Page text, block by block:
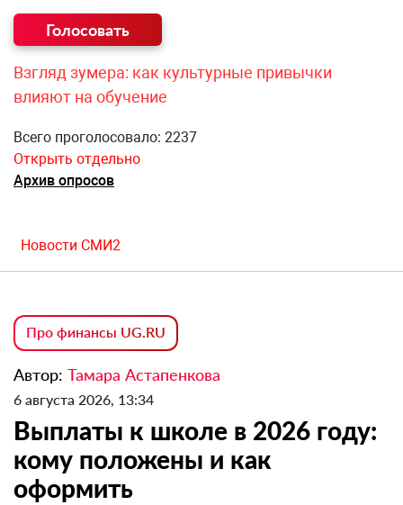
Взгляд зумера: как культурные привычки
влияют на обучение
Всего проголосовало: 2237
Открыть отдельно
Архив опросов
Новости СМИ2
Про финансы UG.RU
Автор: Тамара Астапенкова
6 августа 2026, 13:34
Выплаты к школе в 2026 году:
кому положены и как
оформить